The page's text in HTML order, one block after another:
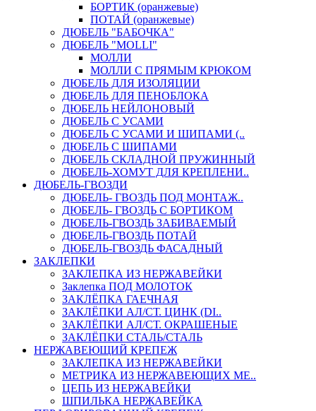
БОРТИК (оранжевые)
ПОТАЙ (оранжевые)
ДЮБЕЛЬ "БАБОЧКА"
ДЮБЕЛЬ "МOLLI"
МОЛЛИ
МОЛЛИ С ПРЯМЫМ КРЮКОМ
ДЮБЕЛЬ ДЛЯ ИЗОЛЯЦИИ
ДЮБЕЛЬ ДЛЯ ПЕНОБЛОКА
ДЮБЕЛЬ НЕЙЛОНОВЫЙ
ДЮБЕЛЬ С УСАМИ
ДЮБЕЛЬ С УСАМИ И ШИПАМИ (..
ДЮБЕЛЬ С ШИПАМИ
ДЮБЕЛЬ СКЛАДНОЙ ПРУЖИННЫЙ
ДЮБЕЛЬ-ХОМУТ ДЛЯ КРЕПЛЕНИ..
ДЮБЕЛЬ-ГВОЗДИ
ДЮБЕЛЬ- ГВОЗДЬ ПОД МОНТАЖ..
ДЮБЕЛЬ- ГВОЗДЬ С БОРТИКОМ
ДЮБЕЛЬ-ГВОЗДЬ ЗАБИВАЕМЫЙ
ДЮБЕЛЬ-ГВОЗДЬ ПОТАЙ
ДЮБЕЛЬ-ГВОЗДЬ ФАСАДНЫЙ
ЗАКЛЕПКИ
ЗАКЛЕПКА ИЗ НЕРЖАВЕЙКИ
Заклепка ПОД МОЛОТОК
ЗАКЛЁПКА ГАЕЧНАЯ
ЗАКЛЁПКИ АЛ/СТ. ЦИНК (DI..
ЗАКЛЁПКИ АЛ/СТ. ОКРАШЕНЫЕ
ЗАКЛЁПКИ СТАЛЬ/СТАЛЬ
НЕРЖАВЕЮЩИЙ КРЕПЕЖ
ЗАКЛЕПКА ИЗ НЕРЖАВЕЙКИ
МЕТРИКА ИЗ НЕРЖАВЕЮЩИХ МЕ..
ЦЕПЬ ИЗ НЕРЖАВЕЙКИ
ШПИЛЬКА НЕРЖАВЕЙКА